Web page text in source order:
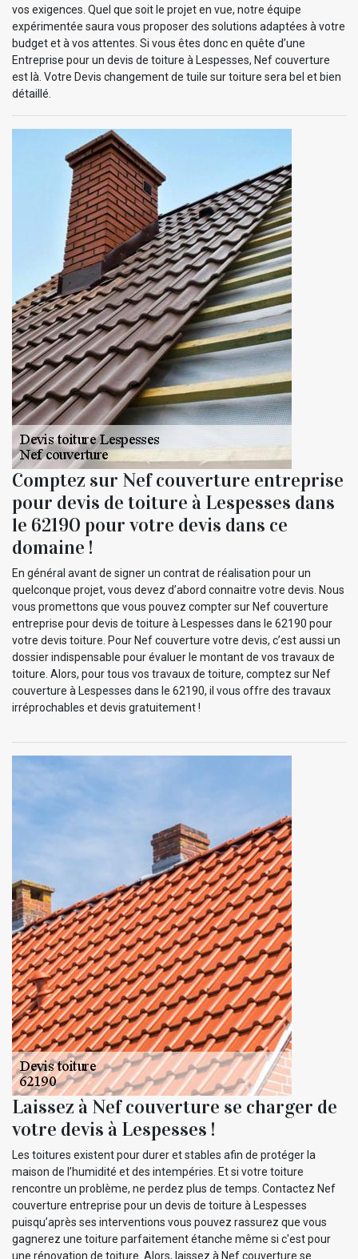
vos exigences. Quel que soit le projet en vue, notre équipe
expérimentée saura vous proposer des solutions adaptées à votre
budget et à vos attentes. Si vous êtes donc en quête d’une
Entreprise pour un devis de toiture à Lespesses, Nef couverture
est là. Votre Devis changement de tuile sur toiture sera bel et bien
détaillé.
Comptez sur Nef couverture entreprise
pour devis de toiture à Lespesses dans
le 62190 pour votre devis dans ce
domaine !
En général avant de signer un contrat de réalisation pour un
quelconque projet, vous devez d’abord connaitre votre devis. Nous
vous promettons que vous pouvez compter sur Nef couverture
entreprise pour devis de toiture à Lespesses dans le 62190 pour
votre devis toiture. Pour Nef couverture votre devis, c’est aussi un
dossier indispensable pour évaluer le montant de vos travaux de
toiture. Alors, pour tous vos travaux de toiture, comptez sur Nef
couverture à Lespesses dans le 62190, il vous offre des travaux
irréprochables et devis gratuitement !
Laissez à Nef couverture se charger de
votre devis à Lespesses !
Les toitures existent pour durer et stables afin de protéger la
maison de l’humidité et des intempéries. Et si votre toiture
rencontre un problème, ne perdez plus de temps. Contactez Nef
couverture entreprise pour un devis de toiture à Lespesses
puisqu’après ses interventions vous pouvez rassurez que vous
gagnerez une toiture parfaitement étanche même si c'est pour
une rénovation de toiture. Alors, laissez à Nef couverture se